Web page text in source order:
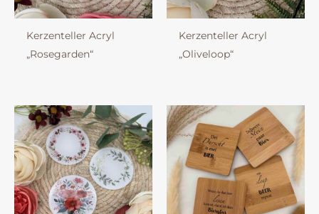
Kerzenteller Acryl
„Rosegarden“
Kerzenteller Acryl
„Oliveloop“